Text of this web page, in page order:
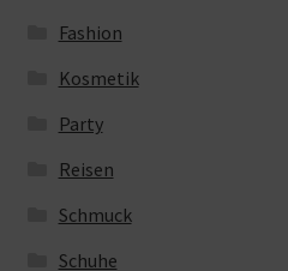
Fashion
Kosmetik
Party
Reisen
Schmuck
Schuhe